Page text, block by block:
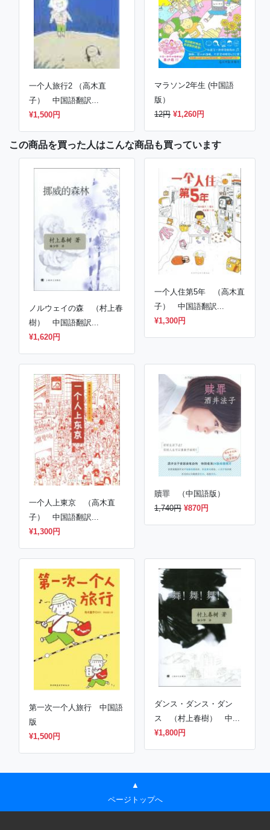
一个人旅行2 （高木直
子） 中国語翻訳...
¥1,500円
マラソン2年生 (中国語
版）
12円 ¥1,260円
この商品を買った人はこんな商品も買っています
ノルウェイの森 （村上春
樹） 中国語翻訳...
¥1,620円
一个人住第5年 （高木直
子） 中国語翻訳...
¥1,300円
一个人上東京 （高木直
子） 中国語翻訳...
¥1,300円
贖罪 （中国語版）
1,740円 ¥870円
第一次一个人旅行 中国語
版
¥1,500円
ダンス・ダンス・ダン
ス （村上春樹） 中...
¥1,800円
▲
ページトップへ